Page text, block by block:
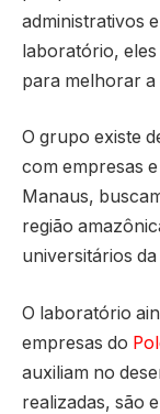
administrativos
laboratório,
para melhorar a
O grupo existe
com empresas
Manaus,
região
universitários
O laboratório
empresas do
auxiliam no
realizadas, são